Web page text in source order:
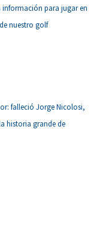
información para jugar en
nuestro golf
falleció Jorge Nicolosi,
historia grande de